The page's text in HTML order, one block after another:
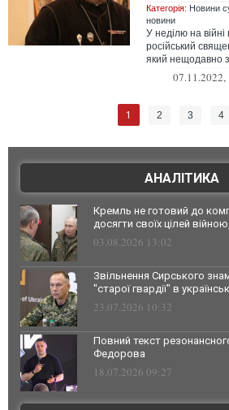
Категорія: Новини
новини
У неділю на війні
російський
який нещодавно
Росії більше
07.11.2022,
1 2 3 4
АНАЛІТИКА
Кремль не готовий до
досягти своїх цілей
03.08.2026 13:02
Звільнення Сирського
"старої гвардії" в
23.07.2026 10:32
Повний текст
Федорова
18.07.2026 09:27